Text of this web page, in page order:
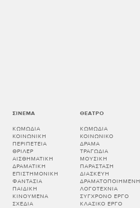
ΣΙΝΕΜΆ
ΚΩΜΩΔΊΑ
ΚΟΙΝΩΝΙΚΉ
ΠΕΡΙΠΈΤΕΙΑ
ΘΡΊΛΕΡ
ΑΙΣΘΗΜΑΤΙΚΉ
ΔΡΑΜΑΤΙΚΉ
ΕΠΙΣΤΗΜΟΝΙΚΉ
ΦΑΝΤΑΣΊΑ
ΠΑΙΔΙΚΉ
ΚΙΝΟΎΜΕΝΑ
ΣΧΈΔΙΑ
ΘΈΑΤΡΟ
ΚΩΜΩΔΊΑ
ΚΟΙΝΩΝΙΚΌ
ΔΡΆΜΑ
ΤΡΑΓΩΔΊΑ
ΜΟΥΣΙΚΉ
ΠΑΡΆΣΤΑΣΗ
ΔΙΑΣΚΕΥΉ
ΔΡΑΜΑΤΟΠΟΙΗΜΈΝΗ
ΛΟΓΟΤΕΧΝΊΑ
ΣΎΓΧΡΟΝΟ ΈΡΓΟ
ΚΛΑΣΙΚΌ ΈΡΓΟ